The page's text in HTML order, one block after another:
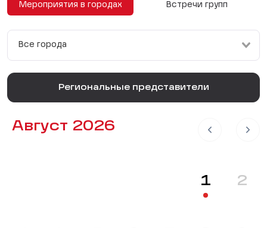
Мероприятия в городах Встречи групп
Все города
Региональные представители
Август 2026
1 2